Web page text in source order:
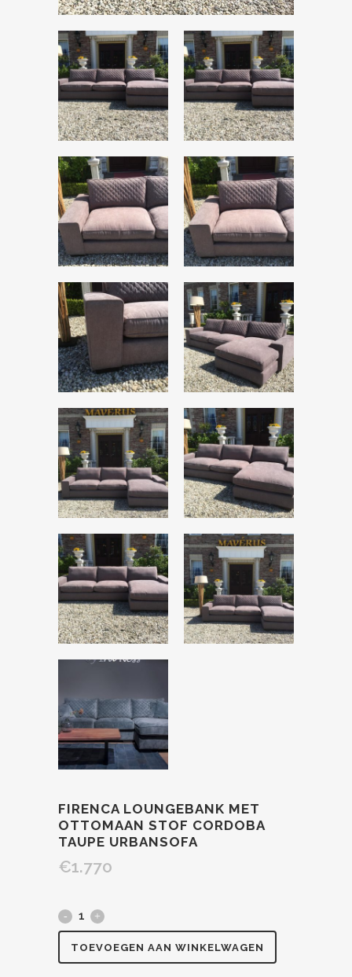
FIRENCA LOUNGEBANK MET
OTTOMAAN STOF CORDOBA
TAUPE URBANSOFA
€1.770
TOEVOEGEN AAN WINKELWAGEN